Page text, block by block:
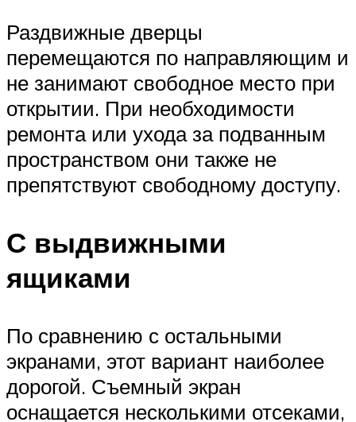
Раздвижные дверцы
перемещаются по направляющим и
не занимают свободное место при
открытии. При необходимости
ремонта или ухода за подванным
пространством они также не
препятствуют свободному доступу.
С выдвижными
ящиками
По сравнению с остальными
экранами, этот вариант наиболее
дорогой. Съемный экран
оснащается несколькими отсеками,